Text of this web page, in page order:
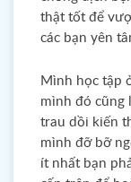
thật tốt để
các bạn yên
Mình học tập
mình đó cũng
trau dồi kiến
mình đỡ bỡ
ít nhất bạn